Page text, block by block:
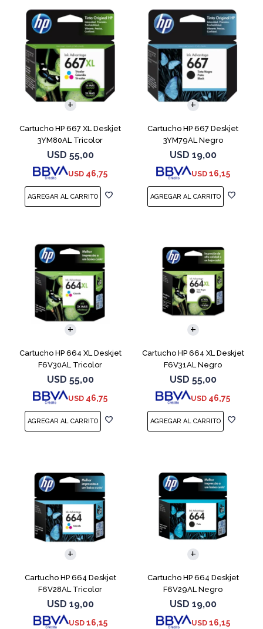
Cartucho HP 667 XL Deskjet
3YM80AL Tricolor
USD 55,00
USD 46,75
Cartucho HP 667 Deskjet
3YM79AL Negro
USD 19,00
USD 16,15
Cartucho HP 664 XL Deskjet
F6V30AL Tricolor
USD 55,00
USD 46,75
Cartucho HP 664 XL Deskjet
F6V31AL Negro
USD 55,00
USD 46,75
Cartucho HP 664 Deskjet
F6V28AL Tricolor
USD 19,00
USD 16,15
Cartucho HP 664 Deskjet
F6V29AL Negro
USD 19,00
USD 16,15